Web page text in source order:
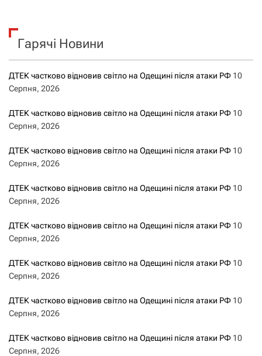
к
Гарячі Новини
ДТЕК частково відновив світло на Одещині після атаки РФ 10
Серпня, 2026
ДТЕК частково відновив світло на Одещині після атаки РФ 10
Серпня, 2026
ДТЕК частково відновив світло на Одещині після атаки РФ 10
Серпня, 2026
ДТЕК частково відновив світло на Одещині після атаки РФ 10
Серпня, 2026
ДТЕК частково відновив світло на Одещині після атаки РФ 10
Серпня, 2026
ДТЕК частково відновив світло на Одещині після атаки РФ 10
Серпня, 2026
ДТЕК частково відновив світло на Одещині після атаки РФ 10
Серпня, 2026
ДТЕК частково відновив світло на Одещині після атаки РФ 10
Серпня, 2026